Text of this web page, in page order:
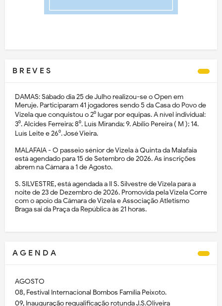
B R E V E S
DAMAS: Sábado dia 25 de Julho realizou-se o Open em
Meruje. Participaram 41 jogadores sendo 5 da Casa do Povo de
Vizela que conquistou o 2⁰ lugar por equipas. A nível individual:
3⁰. Alcides Ferreira; 8⁰. Luís Miranda; 9. Abílio Pereira ( M ); 14.
Luís Leite e 26⁰. José Vieira.
MALAFAIA - O passeio sénior de Vizela à Quinta da Malafaia
está agendado para 15 de Setembro de 2026. As inscrições
abrem na Câmara a 1 de Agosto.
S. SILVESTRE, está agendada a II S. Silvestre de Vizela para a
noite de 23 de Dezembro de 2026. Promovida pela Vizela Corre
com o apoio da Câmara de Vizela e Associação Atletismo
Braga sai da Praça da República às 21 horas.
A G E N D A
AGOSTO
08, Festival Internacional Bombos Família Peixoto.
09, Inauguração requalificação rotunda J.S.Oliveira